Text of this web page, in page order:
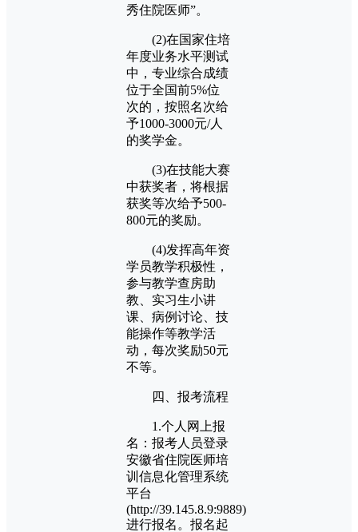
秀住院医师”。
(2)在国家住培
年度业务水平测试
中，专业综合成绩
位于全国前5%位
次的，按照名次给
予1000-3000元/人
的奖学金。
(3)在技能大赛
中获奖者，将根据
获奖等次给予500-
800元的奖励。
(4)发挥高年资
学员教学积极性，
参与教学查房助
教、实习生小讲
课、病例讨论、技
能操作等教学活
动，每次奖励50元
不等。
四、报考流程
1.个人网上报
名：报考人员登录
安徽省住院医师培
训信息化管理系统
平台
(http://39.145.8.9:9889)
进行报名。报名起